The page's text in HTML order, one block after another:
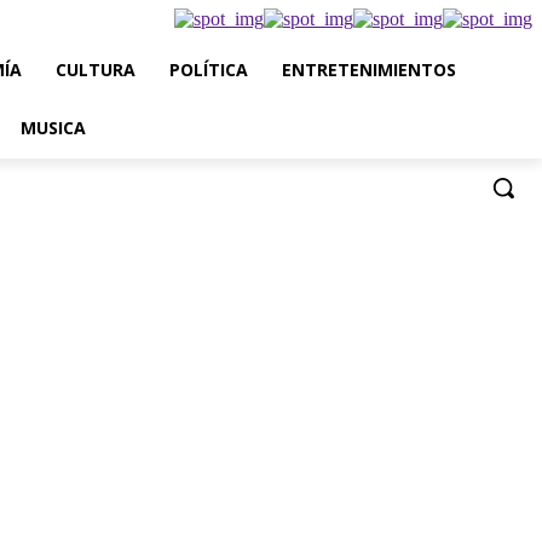
CULTURA POLÍTICA ENTRETENIMIENTOS
MUSICA